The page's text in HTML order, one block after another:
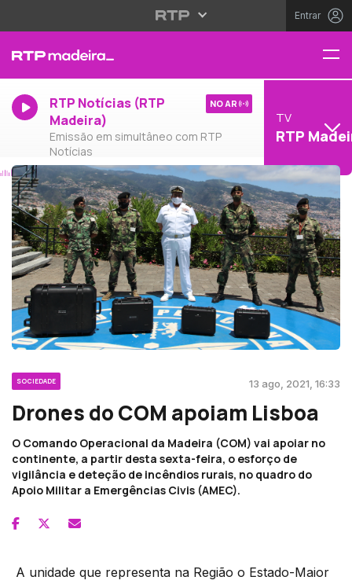
Entrar
RTP Notícias (RTP
Madeira)
Emissão em simultâneo com RTP
Notícias
NO AR
TV
RTP
SOCIEDADE 13 ago, 2021, 16:33
Drones do COM apoiam Lisboa
O Comando Operacional da Madeira (COM) vai apoiar no
continente, a partir desta sexta-feira, o esforço de
vigilância e deteção de incêndios rurais, no quadro do
Apoio Militar a Emergências Civis (AMEC).
A unidade que representa na Região o Estado-Maior